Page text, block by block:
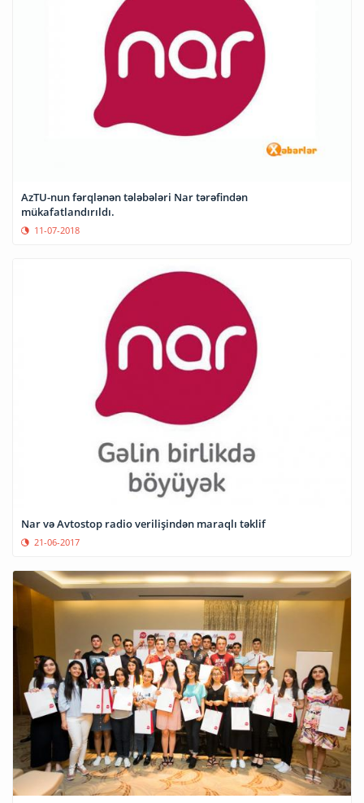
AzTU-nun fərqlənən tələbələri Nar tərəfindən
mükafatlandırıldı.
11-07-2018
Nar və Avtostop radio verilişindən maraqlı təklif
21-06-2017